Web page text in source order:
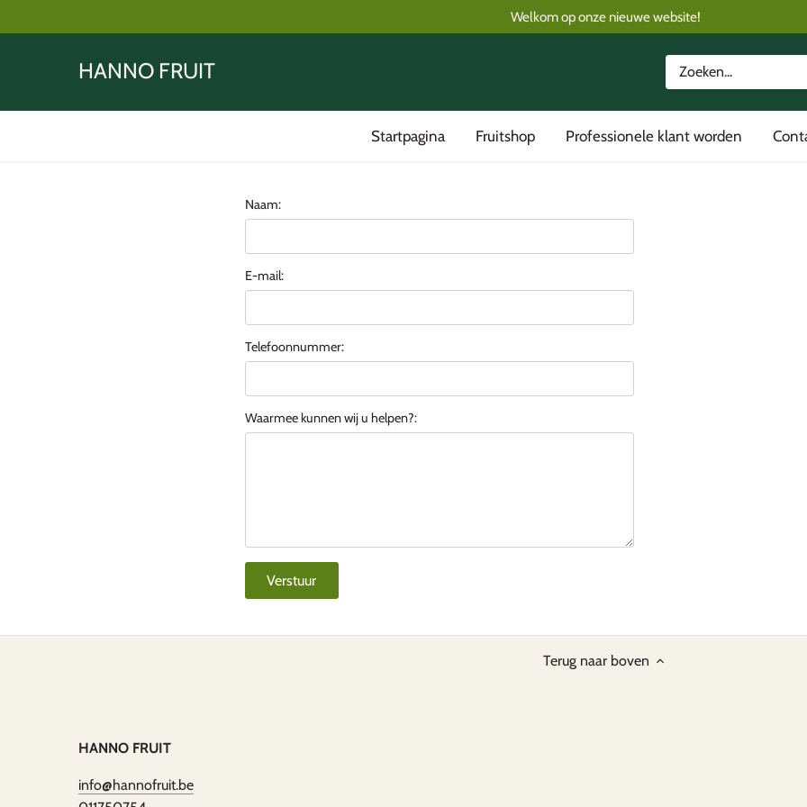
Welkom op onze nieuwe website!
HANNO FRUIT
Startpagina Fruitshop Professionele klant worden
Naam:
E-mail:
Telefoonnummer:
Waarmee kunnen wij u helpen?:
Terug naar boven
HANNO FRUIT
info@hannofruit.be